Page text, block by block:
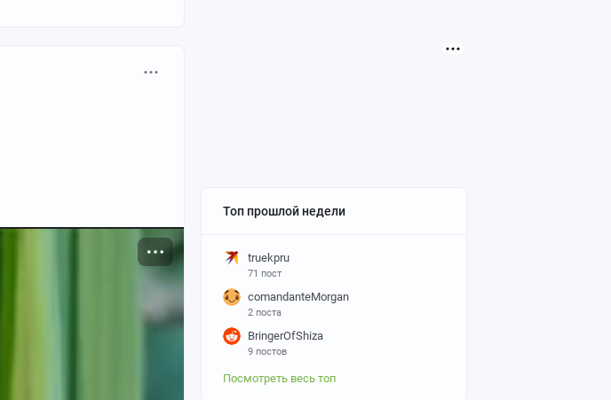
Топ прошлой недели
truekpru
71 пост
comandanteMorgan
2 поста
BringerOfShiza
9 постов
Посмотреть весь топ